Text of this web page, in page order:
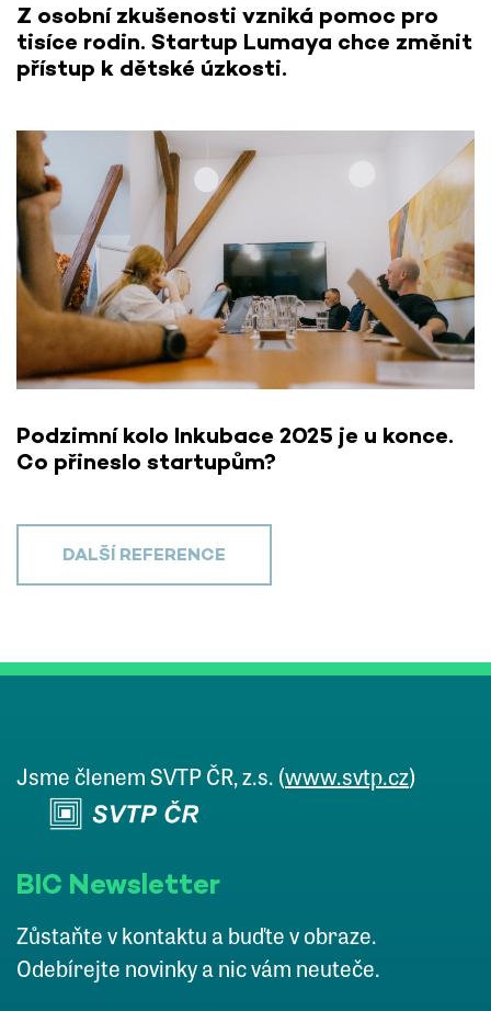
Z osobní zkušenosti vzniká pomoc pro
tisíce rodin. Startup Lumaya chce změnit
přístup k dětské úzkosti.
Podzimní kolo Inkubace 2025 je u konce.
Co přineslo startupům?
DALŠÍ REFERENCE
Jsme členem SVTP ČR, z.s. (www.svtp.cz)
BIC Newsletter
Zůstaňte v kontaktu a buďte v obraze.
Odebírejte novinky a nic vám neuteče.